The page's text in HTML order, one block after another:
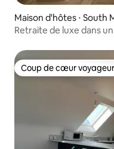
Maison d'hôtes ⋅ South
Retraite de luxe dans
Coup de cœur
Coup de cœur